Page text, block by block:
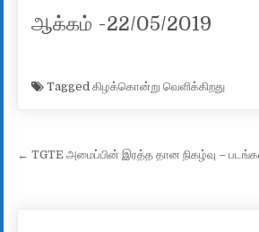
ஆக்கம் -22/05/2019
Taggedகிழக்கொன்று வெளிக்கிறது
Post navigation
← TGTE அமைப்பின் இரத்த தான நிகழ்வு –